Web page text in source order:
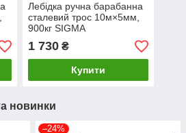
Лебідка ручна барабанна
сталевий трос 10м×5мм,
900кг SIGMA
(6134021)LuxPrice
1 730₴
Купити
новинки
–24%